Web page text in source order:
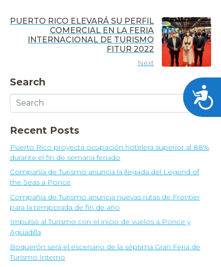
PUERTO RICO ELEVARÁ SU PERFIL
COMERCIAL EN LA FERIA
INTERNACIONAL DE TURISMO
FITUR 2022
Next
Search
Recent Posts
Puerto Rico proyecta ocupación hotelera superior al 88%
durante el fin de semana feriado
Compañía de Turismo anuncia la llegada del Legend of
the Seas a Ponce
Compañía de Turismo anuncia nuevas rutas de Frontier
para la temporada de fin de año
Impulso al Turismo con el inicio de vuelos a Ponce y
Aguadilla
Boquerón será el escenario de la séptima Gran Feria de
Turismo Interno